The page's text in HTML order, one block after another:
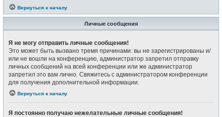
Вернуться к началу
Личные сообщения
Я не могу отправить личные сообщения!
Это может быть вызвано тремя причинами: вы не зарегистрированы и/
или не вошли на конференцию, администратор запретил отправку
личных сообщений на всей конференции или же администратор
запретил это вам лично. Свяжитесь с администратором конференции
для получения дополнительной информации.
Вернуться к началу
Я постоянно получаю нежелательные личные сообщения!